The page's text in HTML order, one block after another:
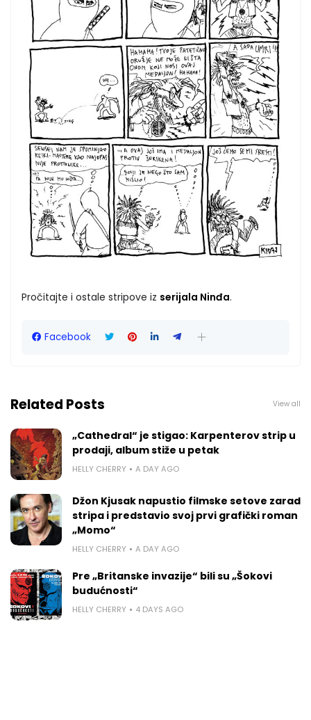
Pročitajte i ostale stripove iz serijala Ninđa.
Facebook
Related Posts View all
„Cathedral“ je stigao: Karpenterov strip u
prodaji, album stiže u petak
HELLY CHERRY A DAY AGO
Džon Kjusak napustio filmske setove zarad
stripa i predstavio svoj prvi grafički roman
„Momo“
HELLY CHERRY A DAY AGO
Pre „Britanske invazije“ bili su „Šokovi
budućnosti“
HELLY CHERRY 4 DAYS AGO